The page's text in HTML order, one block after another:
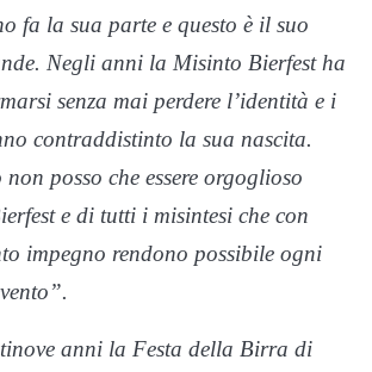
fa la sua parte e questo è il suo
Negli anni la Misinto Bierfest ha
senza mai perdere l’identità e i
contraddistinto la sua nascita.
posso che essere orgoglioso
e di tutti i misintesi che con
impegno rendono possibile ogni
anni la Festa della Birra di